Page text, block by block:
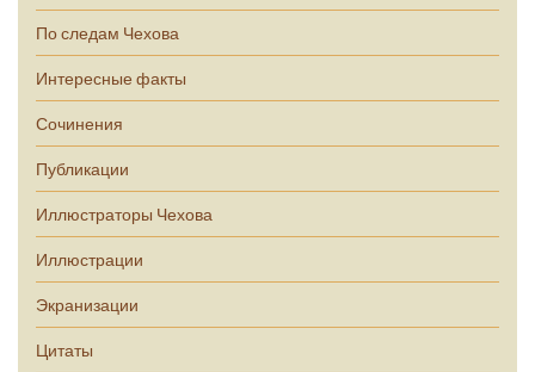
По следам Чехова
Интересные факты
Сочинения
Публикации
Иллюстраторы Чехова
Иллюстрации
Экранизации
Цитаты